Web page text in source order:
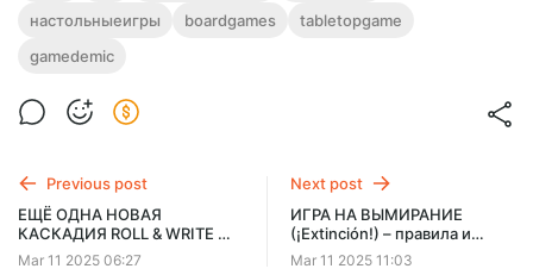
настольныеигры
boardgames
tabletopgame
gamedemic
Previous post
ЕЩЁ ОДНА НОВАЯ
КАСКАДИЯ ROLL & WRITE 🆕
CASCADIA: ROLLING RIVERS
– правила и летсплей
Mar 11 2025 06:27
Next post
ИГРА НА ВЫМИРАНИЕ
(¡Extinción!) – правила и
летсплей настольной игры
Mar 11 2025 11:03